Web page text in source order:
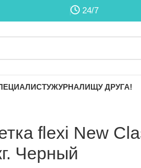
24/7
ЖУРНАЛИЩУ ДРУГА!
flexi New
Черный